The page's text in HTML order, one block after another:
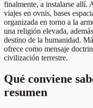
finalmente, a instalarse allí.
viajes en ovnis, bases
organizada en torno a la
una religión elevada,
destino de la humanidad.
ofrece como mensaje
civilización terrestre.
Qué conviene
resumen